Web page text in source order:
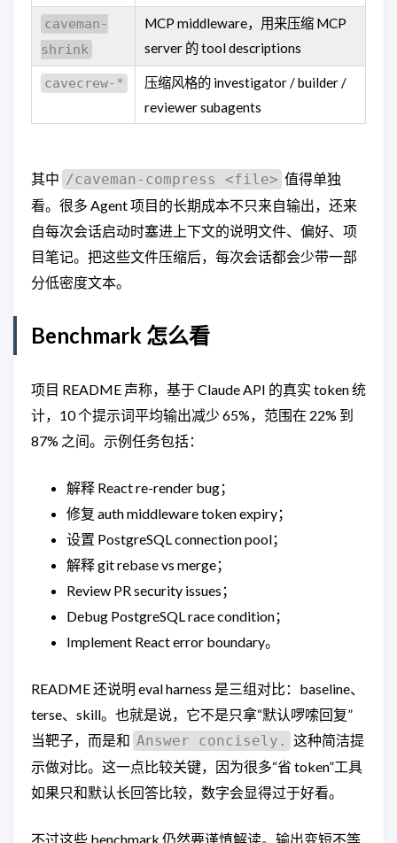
caveman-
shrink
MCP middleware，用来压缩 MCP
server 的 tool descriptions
cavecrew-*
压缩风格的 investigator / builder /
reviewer subagents
其中 /caveman-compress <file> 值得单独
看。很多 Agent 项目的长期成本不只来自输出，还来
自每次会话启动时塞进上下文的说明文件、偏好、项
目笔记。把这些文件压缩后，每次会话都会少带一部
分低密度文本。
Benchmark 怎么看
项目 README 声称，基于 Claude API 的真实 token 统
计，10 个提示词平均输出减少 65%，范围在 22% 到
87% 之间。示例任务包括：
解释 React re-render bug；
修复 auth middleware token expiry；
设置 PostgreSQL connection pool；
解释 git rebase vs merge；
Review PR security issues；
Debug PostgreSQL race condition；
Implement React error boundary。
README 还说明 eval harness 是三组对比：baseline、
terse、skill。也就是说，它不是只拿“默认啰嗦回复”
当靶子，而是和 Answer concisely. 这种简洁提
示做对比。这一点比较关键，因为很多“省 token”工具
如果只和默认长回答比较，数字会显得过于好看。
不过这些 benchmark 仍然要谨慎解读。输出变短不等